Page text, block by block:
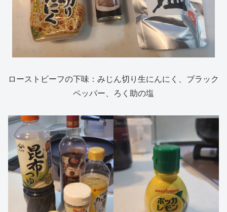
ローストビーフの下味：みじん切り生にんにく、ブラック
ペッパー、ろく助の塩